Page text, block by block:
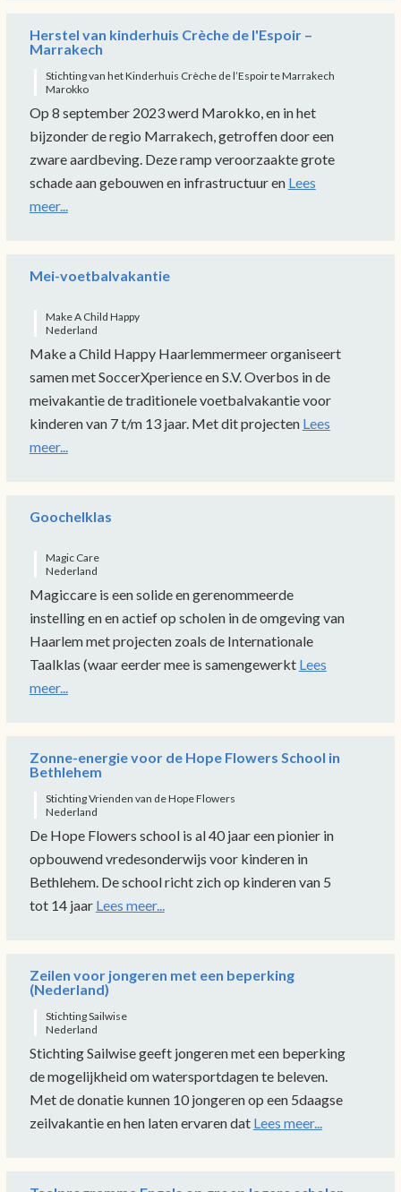
Herstel van kinderhuis Crèche de l'Espoir –
Marrakech
Stichting van het Kinderhuis Crèche de l’Espoir te Marrakech
Marokko
Op 8 september 2023 werd Marokko, en in het
bijzonder de regio Marrakech, getroffen door een
zware aardbeving. Deze ramp veroorzaakte grote
schade aan gebouwen en infrastructuur en Lees
meer...
Mei-voetbalvakantie
Make A Child Happy
Nederland
Make a Child Happy Haarlemmermeer organiseert
samen met SoccerXperience en S.V. Overbos in de
meivakantie de traditionele voetbalvakantie voor
kinderen van 7 t/m 13 jaar. Met dit projecten Lees
meer...
Goochelklas
Magic Care
Nederland
Magiccare is een solide en gerenommeerde
instelling en en actief op scholen in de omgeving van
Haarlem met projecten zoals de Internationale
Taalklas (waar eerder mee is samengewerkt Lees
meer...
Zonne-energie voor de Hope Flowers School in
Bethlehem
Stichting Vrienden van de Hope Flowers
Nederland
De Hope Flowers school is al 40 jaar een pionier in
opbouwend vredesonderwijs voor kinderen in
Bethlehem. De school richt zich op kinderen van 5
tot 14 jaar Lees meer...
Zeilen voor jongeren met een beperking
(Nederland)
Stichting Sailwise
Nederland
Stichting Sailwise geeft jongeren met een beperking
de mogelijkheid om watersportdagen te beleven.
Met de donatie kunnen 10 jongeren op een 5daagse
zeilvakantie en hen laten ervaren dat Lees meer...